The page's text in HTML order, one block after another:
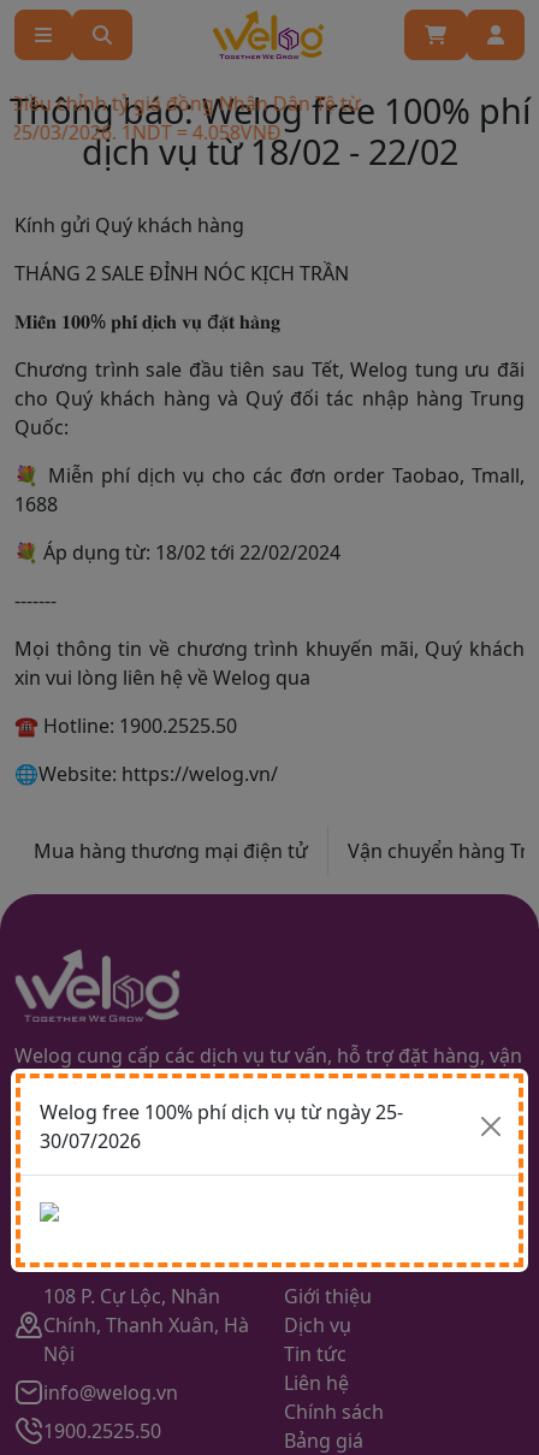
chỉnh tỷ giá đồng Nhân Dân Tệ từ
03/2026. 1NDT = 4.058VNĐ
Thông báo: Welog free 100% phí
dịch vụ từ 18/02 - 22/02
Kính gửi Quý khách hàng
THÁNG 2 SALE ĐỈNH NÓC KỊCH TRẦN
𝐌𝐢𝐞̂̃𝐧 𝟏𝟎𝟎% 𝐩𝐡𝐢́ 𝐝𝐢̣𝐜𝐡 𝐯𝐮̣ đ𝐚̣̆𝐭 𝐡𝐚̀𝐧𝐠
Chương trình sale đầu tiên sau Tết, Welog tung ưu đãi
cho Quý khách hàng và Quý đối tác nhập hàng Trung
Quốc:
💐 Miễn phí dịch vụ cho các đơn order Taobao, Tmall,
1688
💐 Áp dụng từ: 18/02 tới 22/02/2024
-------
Mọi thông tin về chương trình khuyến mãi, Quý khách
xin vui lòng liên hệ về Welog qua
☎ Hotline: 1900.2525.50
🌐Website: https://welog.vn/
Mua hàng thương mại điện tử Vận chuyển hàng
Welog cung cấp các dịch vụ tư vấn, hỗ trợ đặt hàng, vận
chuyển hàng Trung Quốc về Việt Nam từ các website
thương mại lớn như : taobao.com, tmall.com, 1688.com,
alibaba.com,... uy tín giá rẻ trách nhiệm cao trên toàn
quốc.
Facebook
youtube
Về Welog
108 P. Cự Lộc, Nhân
Chính, Thanh Xuân, Hà
Nội
info@welog.vn
1900.2525.50
Liên kết nhanh
Giới thiệu
Dịch vụ
Tin tức
Liên hệ
Chính sách
Bảng giá
Welog free 100% phí dịch vụ từ ngày 25-
30/07/2026